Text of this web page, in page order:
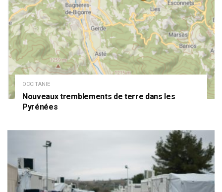
OCCITANIE
Nouveaux tremblements de terre dans les
Pyrénées